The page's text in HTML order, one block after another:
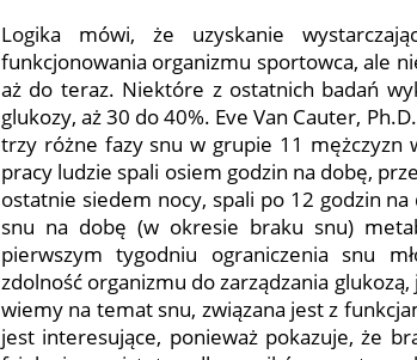
Logika mówi, że uzyskanie
funkcjonowania organizmu sportowca, ale
aż do teraz. Niektóre z ostatnich badań
glukozy, aż 30 do 40%. Eve Van Cauter,
trzy różne fazy snu w grupie 11
pracy ludzie spali osiem godzin na dobę,
ostatnie siedem nocy, spali po 12 godzin
snu na dobę (w okresie braku snu)
pierwszym tygodniu ograniczenia snu
zdolność organizmu do zarządzania
wiemy na temat snu, związana jest z
jest interesujące, ponieważ pokazuje, że